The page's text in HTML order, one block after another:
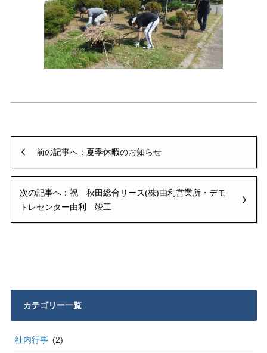
前の記事へ：夏季休暇のお知らせ
次の記事へ：祝 秋田総合リース(株)由利営業所・デモ
トレセンター由利 竣工
カテゴリー一覧
社内行事 (2)